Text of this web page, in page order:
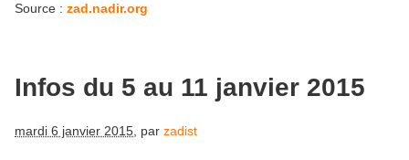
Source : zad.nadir.org
Infos du 5 au 11 janvier 2015
mardi 6 janvier 2015 par zadist